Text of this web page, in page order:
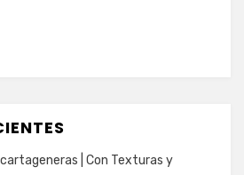
| Con Texturas y